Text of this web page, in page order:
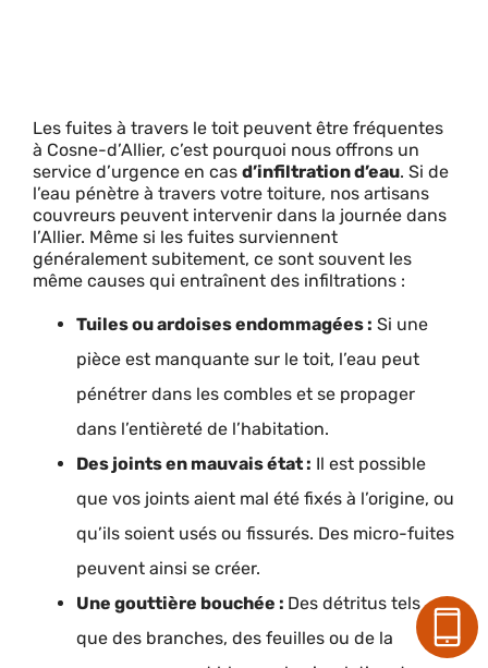
Les fuites à travers le toit peuvent être fréquentes
à Cosne-d’Allier, c’est pourquoi nous offrons un
service d’urgence en cas d’infiltration d’eau. Si de
l’eau pénètre à travers votre toiture, nos artisans
couvreurs peuvent intervenir dans la journée dans
l’Allier. Même si les fuites surviennent
généralement subitement, ce sont souvent les
même causes qui entraînent des infiltrations :
Tuiles ou ardoises endommagées : Si une
pièce est manquante sur le toit, l’eau peut
pénétrer dans les combles et se propager
dans l’entièreté de l’habitation.
Des joints en mauvais état : Il est possible
que vos joints aient mal été fixés à l’origine, ou
qu’ils soient usés ou fissurés. Des micro-fuites
peuvent ainsi se créer.
Une gouttière bouchée : Des détritus tels
que des branches, des feuilles ou de la